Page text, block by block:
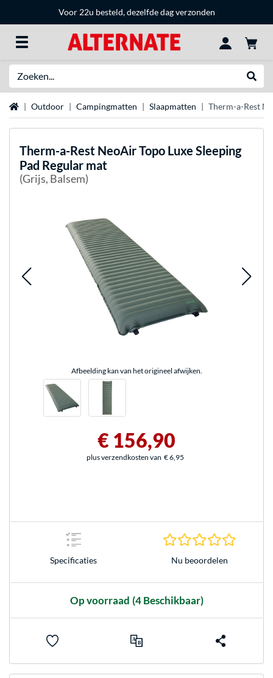
Voor 22u besteld, dezelfde dag verzonden
HomeOutdoor Campingmatten Slaapmatten Therm-a-Rest
Therm-a-Rest NeoAir Topo Luxe Sleeping
Pad Regular mat
(Grijs, Balsem)
Afbeelding kan van het origineel afwijken.
€ 156,90
plus verzendkosten van € 6,95
Specificaties Nu beoordelen
Op voorraad (4 Beschikbaar)